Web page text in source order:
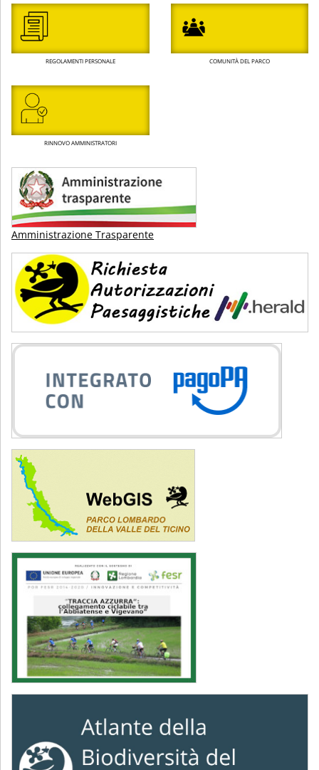
REGOLAMENTI PERSONALE COMUNITÀ DEL PARCO
RINNOVO AMMINISTRATORI
Amministrazione Trasparente